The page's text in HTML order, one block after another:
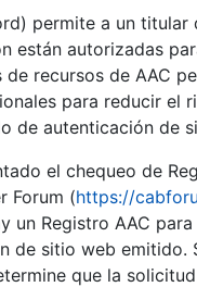
permite a un
están autorizadas
recursos de AAC
para reducir el
de autenticación de
el chequeo de
Forum (https://
un Registro AAC
de sitio web emitido.
que la